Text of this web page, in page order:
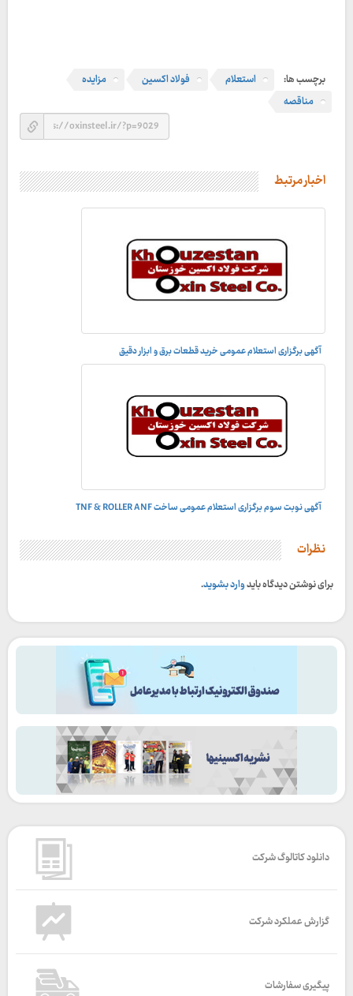
برچسب ها: استعلام فولاد اکسین
مزایده
مناقصه
اخبار مرتبط
آگهی برگزاری استعلام عمومی خرید قطعات برق و ابزار دقیق
آگهی نوبت سوم برگزاری استعلام عمومی ساخت TNF & ROLLER ANF
نظرات
برای نوشتن دیدگاه بایدوارد بشوید.
دانلود کاتالوگ شرکت
گزارش عملکرد شرکت
پیگیری سفارشات